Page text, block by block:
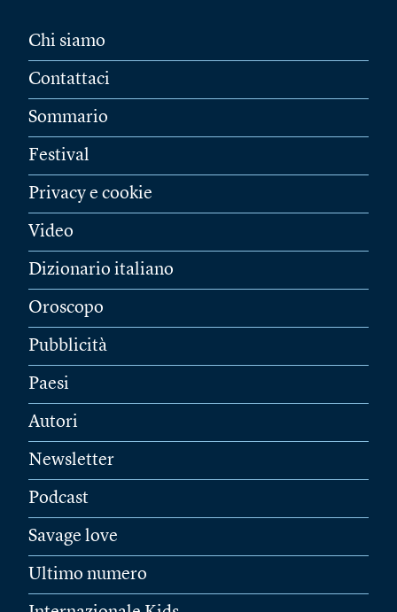
Chi siamo
Contattaci
Sommario
Festival
Privacy e cookie
Video
Dizionario italiano
Oroscopo
Pubblicità
Paesi
Autori
Newsletter
Podcast
Savage love
Ultimo numero